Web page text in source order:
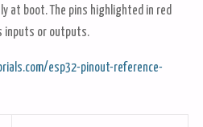
at boot. The pins highlighted in red
inputs or outputs.
esp32-pinout-reference-